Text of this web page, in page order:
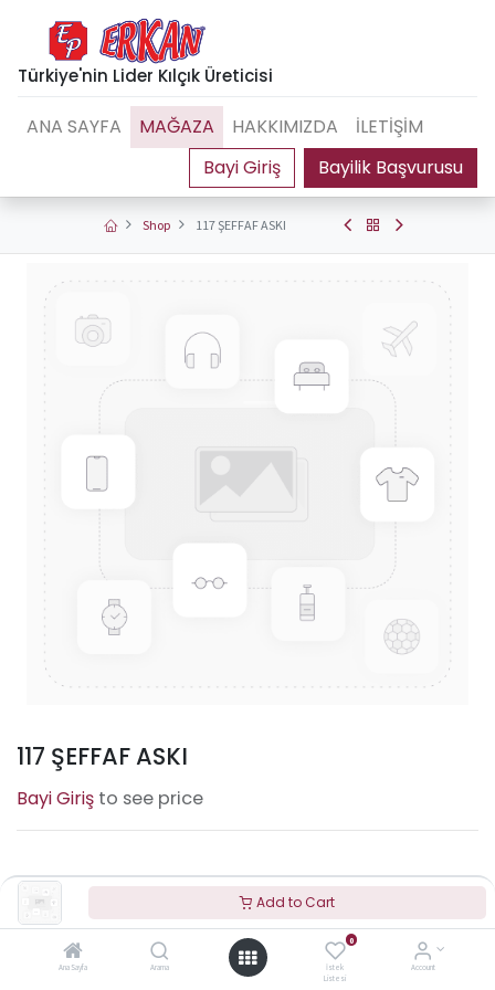
Add to Cart
Ana Sayfa Arama
0
İstek
Listesi
Account
Türkiye'nin Lider Kılçık Üreticisi
Bayilik Başvurusu
ANA SAYFA MAĞAZA HAKKIMIZDA İLETİŞİM
Shop 117 ŞEFFAF ASKI
117 ŞEFFAF ASKI
to see price
Terms and Conditions
100% Original Free Delivery